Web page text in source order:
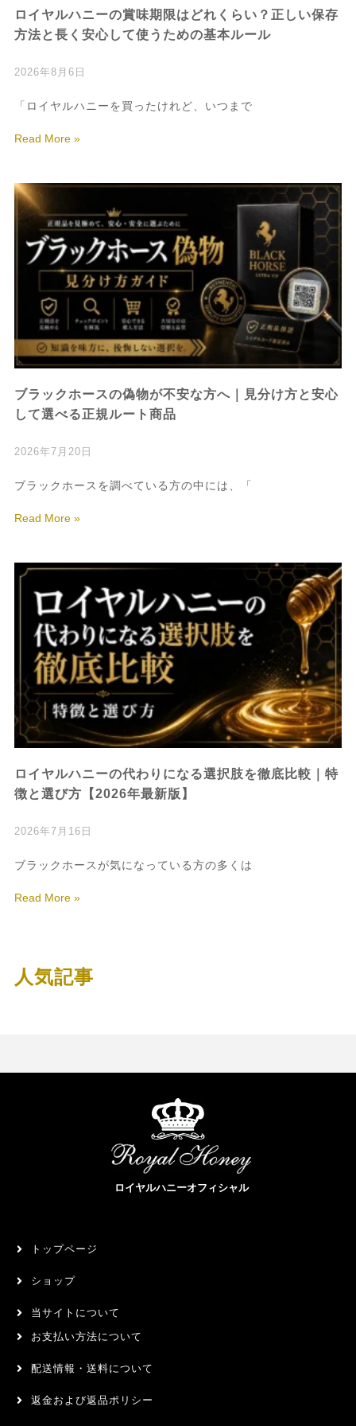
ロイヤルハニーの賞味期限はどれくらい？正しい保存
方法と長く安心して使うための基本ルール
2026年8月6日
「ロイヤルハニーを買ったけれど、いつまで
Read More »
ブラックホースの偽物が不安な方へ｜見分け方と安心
して選べる正規ルート商品
2026年7月20日
ブラックホースを調べている方の中には、「
Read More »
ロイヤルハニーの代わりになる選択肢を徹底比較｜特
徴と選び方【2026年最新版】
2026年7月16日
ブラックホースが気になっている方の多くは
Read More »
人気記事
ロイヤルハニーオフィシャル
トップページ
ショップ
当サイトについて
お支払い方法について
配送情報・送料について
返金および返品ポリシー